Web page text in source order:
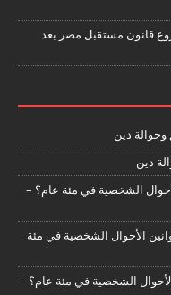
قانون مستقبل مصر بعد
دين
دين
الشخصية في مئة عام؟ –
الأحوال الشخصية في مئة
الشخصية في مئة عام؟ –